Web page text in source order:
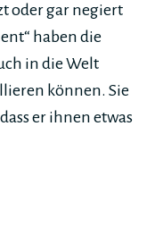
oder gar negiert
haben die
in die Welt
können. Sie
er ihnen etwas